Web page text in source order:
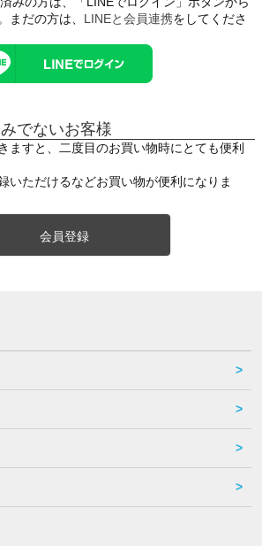
まだの方は、 LINEと会員連携をしてくださ
でないお客様
ますと、二度目のお買い物時にとても便利
いただけるなどお買い物が便利になりま
会員登録